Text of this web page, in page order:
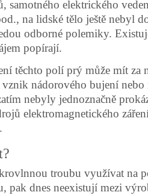
samotného elektrického
na lidské tělo ještě nebyl
odborné polemiky.
popírají.
těchto polí prý může mít za
nádorového bujení nebo
nebyly jednoznačně
elektromagnetického
troubu využívat na
pak dnes neexistují mezi